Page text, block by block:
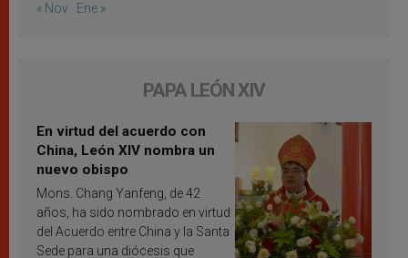
« Nov Ene »
PAPA LEÓN XIV
En virtud del acuerdo con
China, León XIV nombra un
nuevo obispo
Mons. Chang Yanfeng, de 42
años, ha sido nombrado en virtud
del Acuerdo entre China y la Santa
Sede para una diócesis que